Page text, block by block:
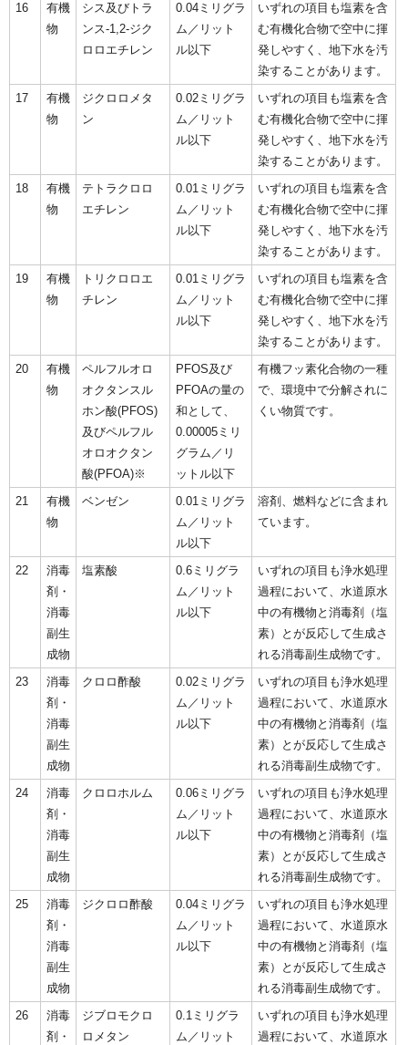
16
有機
物
シス及びトラ
ンス-1,2-ジク
ロロエチレン
0.04ミリグラ
ム／リット
ル以下
いずれの項目も塩素を含
む有機化合物で空中に揮
発しやすく、地下水を汚
染することがあります。
17
有機
物
ジクロロメタ
ン
0.02ミリグラ
ム／リット
ル以下
いずれの項目も塩素を含
む有機化合物で空中に揮
発しやすく、地下水を汚
染することがあります。
18
有機
物
テトラクロロ
エチレン
0.01ミリグラ
ム／リット
ル以下
いずれの項目も塩素を含
む有機化合物で空中に揮
発しやすく、地下水を汚
染することがあります。
19
有機
物
トリクロロエ
チレン
0.01ミリグラ
ム／リット
ル以下
いずれの項目も塩素を含
む有機化合物で空中に揮
発しやすく、地下水を汚
染することがあります。
20
有機
物
ペルフルオロ
オクタンスル
ホン酸(PFOS)
及びペルフル
オロオクタン
酸(PFOA)※
PFOS及び
PFOAの量の
和として、
0.00005ミリ
グラム／リ
ットル以下
有機フッ素化合物の一種
で、環境中で分解されに
くい物質です。
21
有機
物
ベンゼン
0.01ミリグラ
ム／リット
ル以下
溶剤、燃料などに含まれ
ています。
22
消毒
剤・
消毒
副生
成物
塩素酸
0.6ミリグラ
ム／リット
ル以下
いずれの項目も浄水処理
過程において、水道原水
中の有機物と消毒剤（塩
素）とが反応して生成さ
れる消毒副生成物です。
23
消毒
剤・
消毒
副生
成物
クロロ酢酸
0.02ミリグラ
ム／リット
ル以下
いずれの項目も浄水処理
過程において、水道原水
中の有機物と消毒剤（塩
素）とが反応して生成さ
れる消毒副生成物です。
24
消毒
剤・
消毒
副生
成物
クロロホルム
0.06ミリグラ
ム／リット
ル以下
いずれの項目も浄水処理
過程において、水道原水
中の有機物と消毒剤（塩
素）とが反応して生成さ
れる消毒副生成物です。
25
消毒
剤・
消毒
副生
成物
ジクロロ酢酸
0.04ミリグラ
ム／リット
ル以下
いずれの項目も浄水処理
過程において、水道原水
中の有機物と消毒剤（塩
素）とが反応して生成さ
れる消毒副生成物です。
26
消毒
剤・
ジブロモクロ
ロメタン
0.1ミリグラ
ム／リット
いずれの項目も浄水処理
過程において、水道原水